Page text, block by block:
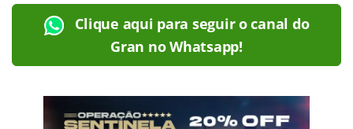
Clique aqui para seguir o canal do
Gran no Whatsapp!